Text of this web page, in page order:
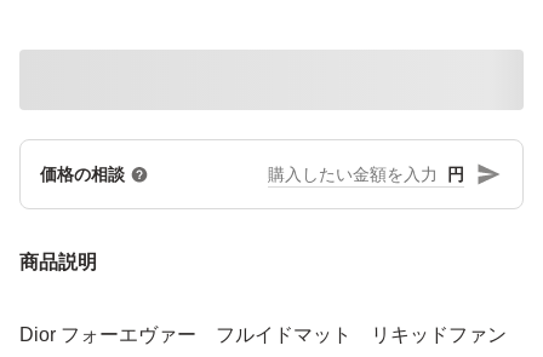
価格の相談 円
商品説明
Dior フォーエヴァー フルイドマット リキッドファン